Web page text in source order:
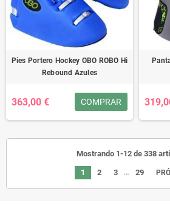
Pies Portero Hockey OBO ROBO Hi
Rebound Azules
363,00 € COMPRAR
Mostrando 1-12 de 338
1 2 3 … 29